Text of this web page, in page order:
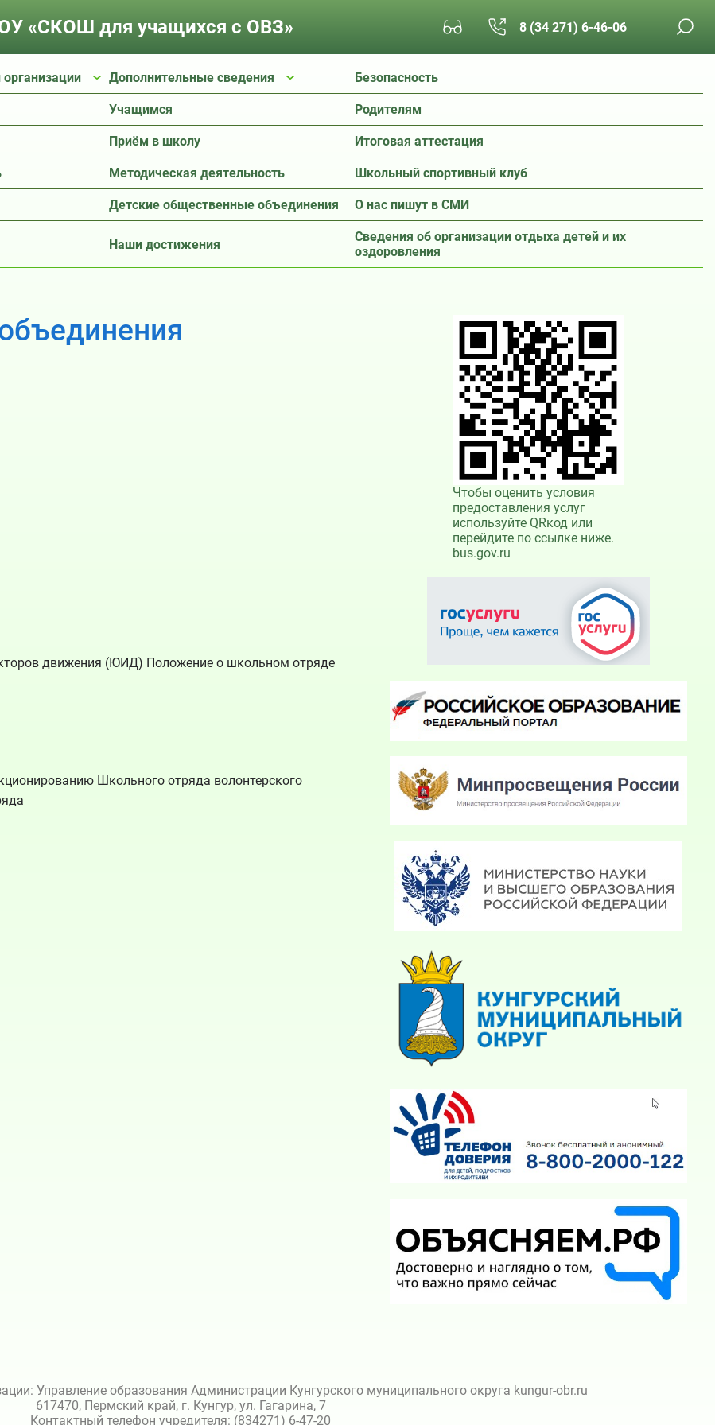
«СКОШ для учащихся с ОВЗ» 8 (34 271) 6-46-06
Дополнительные сведения Безопасность
Учащимся Родителям
Приём в школу Итоговая аттестация
Методическая деятельность Школьный спортивный клуб
Детские общественные объединения О нас пишут в СМИ
Наши достижения
Сведения об организации отдыха детей и их
оздоровления
движения (ЮИД) Положение о школьном отряде
Школьного отряда волонтерского
Чтобы оценить условия
предоставления услуг
используйте QRкод или
перейдите по ссылке ниже.
bus.gov.ru
Управление образования Администрации Кунгурского муниципального округа kungur-obr.ru
617470, Пермский край, г. Кунгур, ул. Гагарина, 7
Контактный телефон учредителя: (834271) 6-47-20